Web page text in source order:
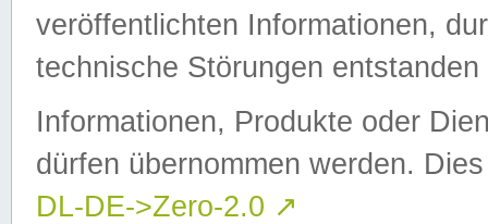
veröffentlichten Informationen,
technische Störungen
Informationen, Produkte oder
dürfen übernommen werden.
DL-DE->Zero-2.0 ↗